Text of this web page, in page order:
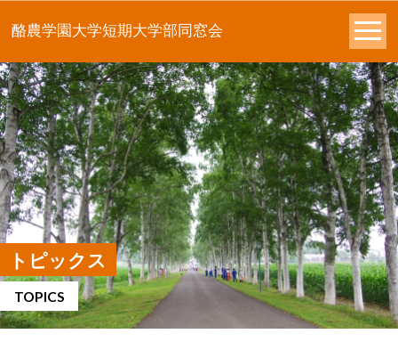
酪農学園大学短期大学部同窓会
トピックス
TOPICS